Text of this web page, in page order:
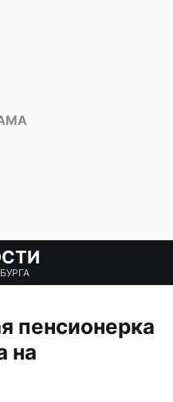
пенсионерка
на